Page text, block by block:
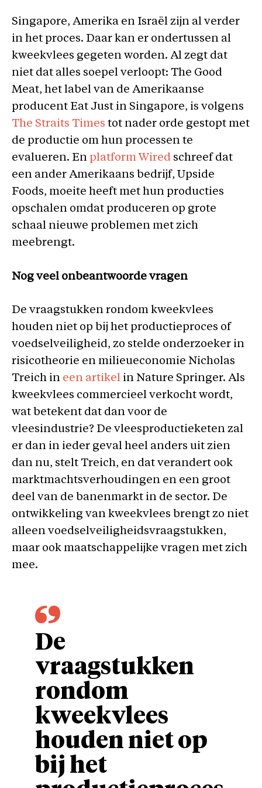
Singapore, Amerika en Israël zijn al verder
in het proces. Daar kan er ondertussen al
kweekvlees gegeten worden. Al zegt dat
niet dat alles soepel verloopt: The Good
Meat, het label van de Amerikaanse
producent Eat Just in Singapore, is volgens
The Straits Times tot nader orde gestopt met
de productie om hun processen te
evalueren. En platform Wired schreef dat
een ander Amerikaans bedrijf, Upside
Foods, moeite heeft met hun producties
opschalen omdat produceren op grote
schaal nieuwe problemen met zich
meebrengt.
Nog veel onbeantwoorde vragen
De vraagstukken rondom kweekvlees
houden niet op bij het productieproces of
voedselveiligheid, zo stelde onderzoeker in
risicotheorie en milieueconomie Nicholas
Treich in een artikel in Nature Springer. Als
kweekvlees commercieel verkocht wordt,
wat betekent dat dan voor de
vleesindustrie? De vleesproductieketen zal
er dan in ieder geval heel anders uit zien
dan nu, stelt Treich, en dat verandert ook
marktmachtsverhoudingen en een groot
deel van de banenmarkt in de sector. De
ontwikkeling van kweekvlees brengt zo niet
alleen voedselveiligheidsvraagstukken,
maar ook maatschappelijke vragen met zich
mee.
De
vraagstukken
rondom
kweekvlees
houden niet op
bij het